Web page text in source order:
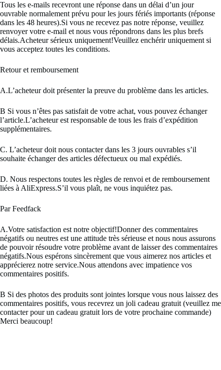
Tous les e-mails recevront une réponse dans un délai d’un jour
ouvrable normalement prévu pour les jours fériés importants (réponse
dans les 48 heures).Si vous ne recevez pas notre réponse, veuillez
renvoyer votre e-mail et nous vous répondrons dans les plus brefs
délais.Acheteur sérieux uniquement!Veuillez enchérir uniquement si
vous acceptez toutes les conditions.
Retour et remboursement
A.L’acheteur doit présenter la preuve du problème dans les articles.
B Si vous n’êtes pas satisfait de votre achat, vous pouvez échanger
l’article.L’acheteur est responsable de tous les frais d’expédition
supplémentaires.
C. L’acheteur doit nous contacter dans les 3 jours ouvrables s’il
souhaite échanger des articles défectueux ou mal expédiés.
D. Nous respectons toutes les règles de renvoi et de remboursement
liées à AliExpress.S’il vous plaît, ne vous inquiétez pas.
Par Feedfack
A.Votre satisfaction est notre objectif!Donner des commentaires
négatifs ou neutres est une attitude très sérieuse et nous nous assurons
de pouvoir résoudre votre problème avant de laisser des commentaires
négatifs.Nous espérons sincèrement que vous aimerez nos articles et
apprécierez notre service.Nous attendons avec impatience vos
commentaires positifs.
B Si des photos des produits sont jointes lorsque vous nous laissez des
commentaires positifs, vous recevrez un joli cadeau gratuit (veuillez me
contacter pour un cadeau gratuit lors de votre prochaine commande)
Merci beaucoup!